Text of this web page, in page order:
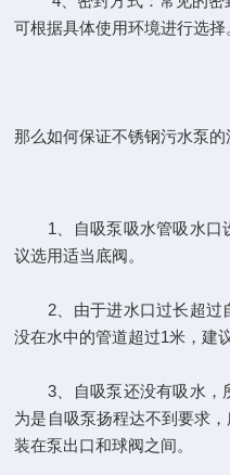
可根据具体使用环境进行选择
那么如何保证不锈钢污水泵的
1、自吸泵吸水管吸水口
议选用适当底阀。
2、由于进水口过长超过
没在水中的管道超过1米，建
3、自吸泵还没有吸水，
为是自吸泵扬程达不到要求
装在泵出口和球阀之间。